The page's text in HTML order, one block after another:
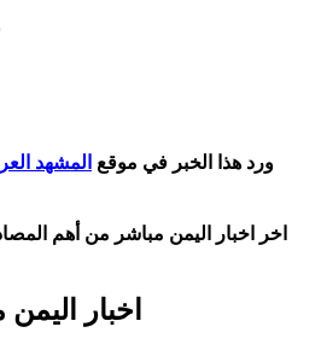
ورد هذا الخبر في موقع المشهد
اخر اخبار اليمن مباشر من أهم
اخبار